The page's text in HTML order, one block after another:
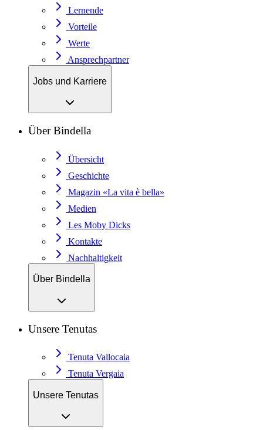
Lernende
Vorteile
Werte
Ansprechpartner
Jobs und Karriere
Über Bindella
Übersicht
Geschichte
Magazin «La vita è bella»
Medien
Les Moby Dicks
Kontakte
Nachhaltigkeit
Über Bindella
Unsere Tenutas
Tenuta Vallocaia
Tenuta Vergaia
Unsere Tenutas